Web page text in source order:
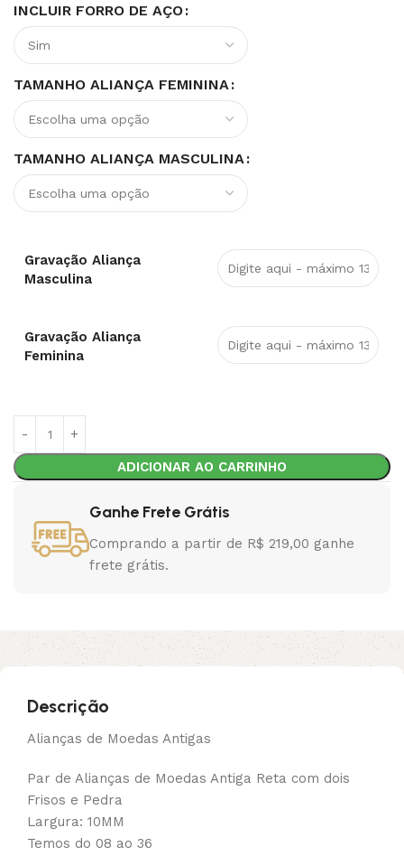
INCLUIR FORRO DE AÇO
TAMANHO ALIANÇA FEMININA
TAMANHO ALIANÇA MASCULINA
Gravação Aliança
Masculina
Gravação Aliança
Feminina
ADICIONAR AO CARRINHO
Ganhe Frete Grátis
Comprando a partir de R$ 219,00 ganhe
frete grátis.
Descrição
Alianças de Moedas Antigas
Par de Alianças de Moedas Antiga Reta com dois
Frisos e Pedra
Largura: 10MM
Temos do 08 ao 36